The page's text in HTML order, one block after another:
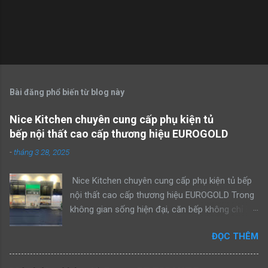
Bài đăng phổ biến từ blog này
Nice Kitchen chuyên cung cấp phụ kiện tủ
bếp nội thất cao cấp thương hiệu EUROGOLD
-tháng 3 28, 2025
Nice Kitchen chuyên cung cấp phụ kiện tủ bếp
nội thất cao cấp thương hiệu EUROGOLD Trong
không gian sống hiện đại, căn bếp không chỉ là
nơi gia đình quây quần và chia sẻ những khoảnh
khắc ấm áp. Để nâng tầm trải nghiệm sử dụng
ĐỌC THÊM